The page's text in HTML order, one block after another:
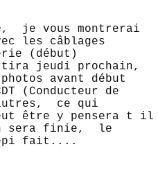
, je vous montrerai
les câblages
(début)
jeudi prochain,
avant début
(Conducteur de
ce qui
être y pensera t il
sera finie, le
fait....